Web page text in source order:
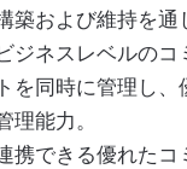
および維持を通
ジネスレベルの
を同時に管理し
能力。
携できる優れた